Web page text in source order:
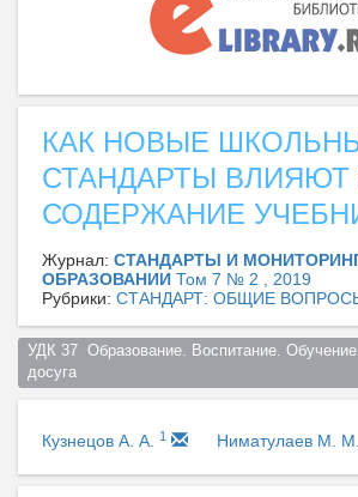
КАК НОВЫЕ
СТАНДАРТЫ ВЛИЯЮТ
СОДЕРЖАНИЕ
Журнал: СТАНДАРТЫ И
ОБРАЗОВАНИИ Том 7 № 2 , 2019
Рубрики: СТАНДАРТ: ОБЩИЕ
УДК 37  Образование. Воспитание.
досуга
Кузнецов А. А. 1 Ниматулаев М. М.